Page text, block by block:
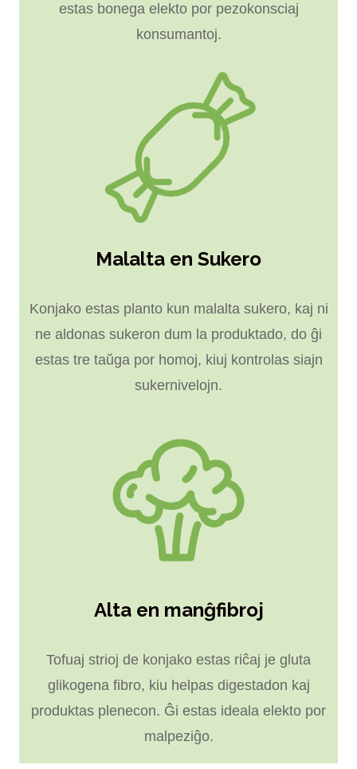
estas bonega elekto por pezokonsciaj
konsumantoj.
Malalta en Sukero
Konjako estas planto kun malalta sukero, kaj ni
ne aldonas sukeron dum la produktado, do ĝi
estas tre taŭga por homoj, kiuj kontrolas siajn
sukernivelojn.
Alta en manĝfibroj
Tofuaj strioj de konjako estas riĉaj je gluta
glikogena fibro, kiu helpas digestadon kaj
produktas plenecon. Ĝi estas ideala elekto por
malpeziĝo.